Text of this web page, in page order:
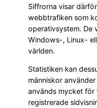
Siffrorna visar
webbtrafiken som
operativsystem. De
Windows-, Linux-
världen.
Statistiken kan
människor
används mycket
registrerade